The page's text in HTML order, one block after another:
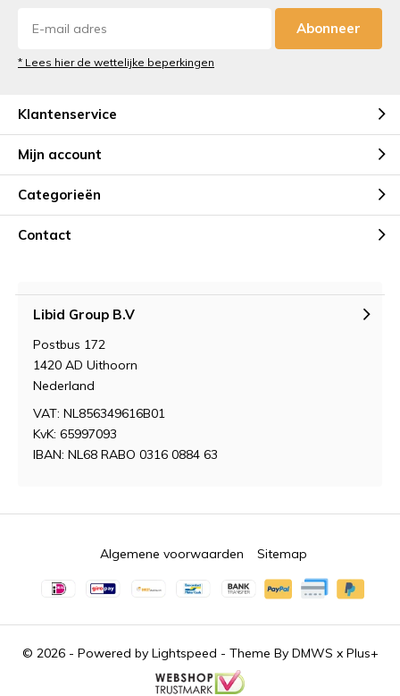
Abonneer
* Lees hier de wettelijke beperkingen
Klantenservice
Mijn account
Categorieën
Contact
Libid Group B.V
Postbus 172
1420 AD Uithoorn
Nederland
VAT: NL856349616B01
KvK: 65997093
IBAN: NL68 RABO 0316 0884 63
© 2026 - Powered by Lightspeed - Theme By DMWS x Plus+
Algemene voorwaarden Sitemap